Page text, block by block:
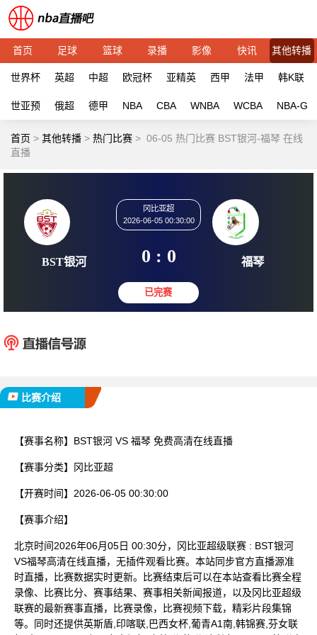
首页 足球 篮球 录播 影像 快讯 其他转播
世界杯 英超 中超 欧冠杯 亚精英 西甲 法甲 韩K联
世亚预 俄超 德甲 NBA CBA WNBA WCBA NBA-G
首页 > 其他转播 > 热门比赛 > 06-05 热门比赛 BST银河-福琴 在线
直播
冈比亚超
0 : 0
比赛介绍
【赛事名称】 BST银河 VS 福琴 免费高清在线直播
【赛事分类】 冈比亚超
【开赛时间】 2026-06-05 00:30:00
【赛事介绍】
北京时间2026年06月05日 00:30分，冈比亚超级联赛 : BST银河
VS福琴高清在线直播，无插件观看比赛。本站同步官方直播源准
时直播，比赛数据实时更新。比赛结束后可以在本站查看比赛全程
录像、比赛比分、赛事结果、赛事相关新闻报道，以及冈比亚超级
联赛的最新赛事直播，比赛录像，比赛视频下载，精彩片段集锦
等。同时还提供英斯盾,印喀联,巴西女杯,葡青A1南,韩锦赛,芬女联